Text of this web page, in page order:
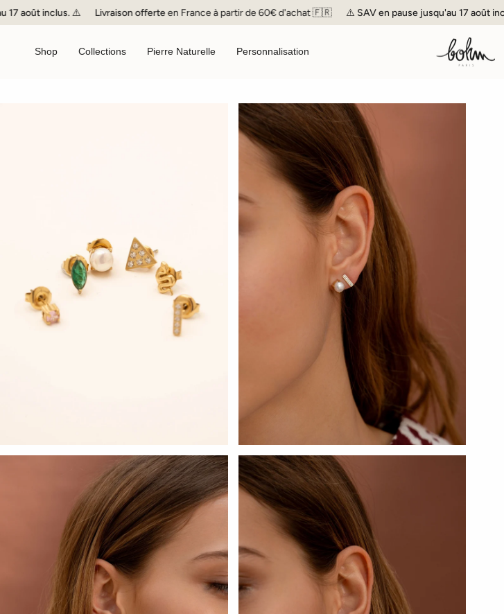
Passer
au inclus. ⚠️ Livraison offerteen France à partir de 60€ d'achat 🇫🇷 ⚠️SAVen pause jusqu'au 17 août inclus. ⚠️
Shop Collections Pierre Naturelle Personnalisation